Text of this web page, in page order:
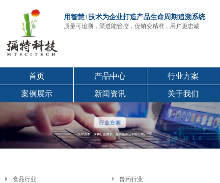
用智慧+技术为企业打造产品生命周期追溯系统
质量可追溯，渠道能管控，促销变精准，用户更忠诚
首页 产品中心 行业方案
案例展示 新闻资讯 关于我们
食品行业 兽药行业